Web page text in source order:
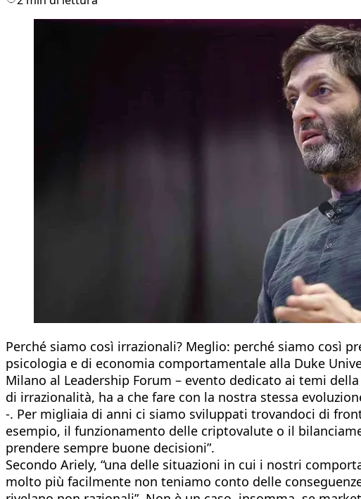
Perché siamo così irrazionali? Meglio: perché siamo così
psicologia e di economia comportamentale alla Duke
Milano al Leadership Forum – evento dedicato ai temi
di irrazionalità, ha a che fare con la nostra stessa
-. Per migliaia di anni ci siamo sviluppati trovandoci di
esempio, il funzionamento delle criptovalute o il
prendere sempre buone decisioni”.
Secondo Ariely, “una delle situazioni in cui i nostri
molto più facilmente non teniamo conto delle